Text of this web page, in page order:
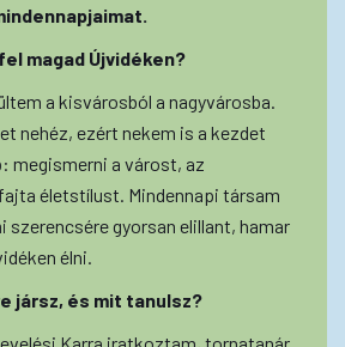
magad Újvidéken?
a kisvárosból a nagyvárosba.
nehéz, ezért nekem is a kezdet
megismerni a várost, az
életstílust. Mindennapi társam
szerencsére gyorsan elillant, hamar
élni.
jársz, és mit tanulsz?
Karra iratkoztam, tornatanár